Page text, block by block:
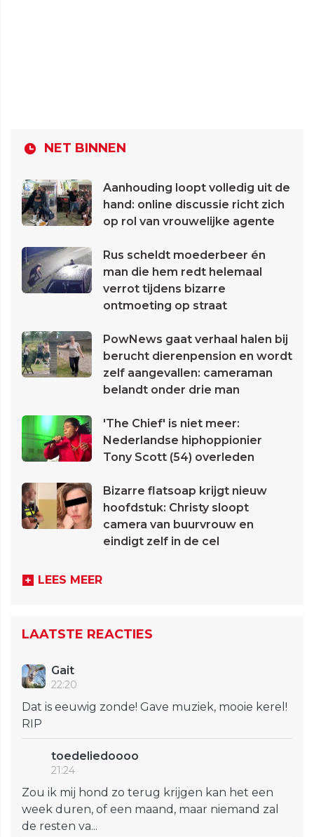
NET BINNEN
Aanhouding loopt volledig uit de
hand: online discussie richt zich
op rol van vrouwelijke agente
Rus scheldt moederbeer én
man die hem redt helemaal
verrot tijdens bizarre
ontmoeting op straat
PowNews gaat verhaal halen bij
berucht dierenpension en wordt
zelf aangevallen: cameraman
belandt onder drie man
'The Chief' is niet meer:
Nederlandse hiphoppionier
Tony Scott (54) overleden
Bizarre flatsoap krijgt nieuw
hoofdstuk: Christy sloopt
camera van buurvrouw en
eindigt zelf in de cel
LEES MEER
LAATSTE REACTIES
Gait
22:20
Dat is eeuwig zonde! Gave muziek, mooie kerel!
RIP
toedeliedoooo
21:24
Zou ik mij hond zo terug krijgen kan het een
week duren, of een maand, maar niemand zal
de resten va...